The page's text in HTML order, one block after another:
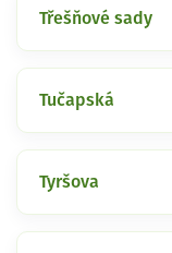
Třešňové sady
Tučapská
Tyršova